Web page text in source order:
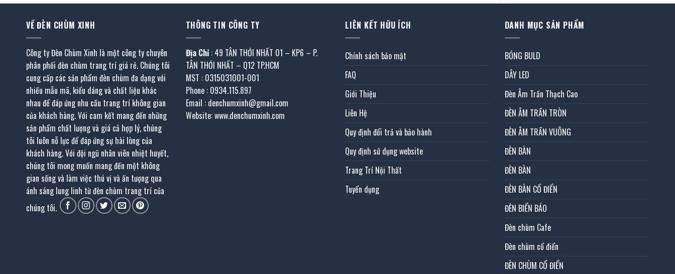
VỀ ĐÈN CHÙM XINH
Công ty Đèn Chùm Xinh là một công ty chuyên
phân phối đèn chùm trang trí giá rẻ. Chúng tôi
cung cấp các sản phẩm đèn chùm đa dạng với
nhiều mẫu mã, kiểu dáng và chất liệu khác
nhau để đáp ứng nhu cầu trang trí không gian
của khách hàng. Với cam kết mang đến những
sản phẩm chất lượng và giá cả hợp lý, chúng
tôi luôn nỗ lực để đáp ứng sự hài lòng của
khách hàng. Với đội ngũ nhân viên nhiệt huyết,
chúng tôi mong muốn mang đến một không
gian sống và làm việc thú vị và ấn tượng qua
ánh sáng lung linh từ đèn chùm trang trí của
chúng tôi.
THÔNG TIN CÔNG TY
Địa Chỉ : 49 TÂN THỚI NHẤT 01 – KP6 – P.
TÂN THỚI NHẤT – Q12 TP.HCM
MST : 0315031001-001
Phone : 0934.115.897
Email : denchumxinh@gmail.com
Website: www.denchumxinh.com
LIÊN KẾT HỮU ÍCH
Chính sách bảo mật
FAQ
Giới Thiệu
Liên Hệ
Quy định đổi trả và bảo hành
Quy định sử dụng website
Trang Trí Nội Thất
Tuyển dụng
DANH MỤC SẢN PHẨM
BÓNG BULD
DÂY LED
Đèn Âm Trần Thạch Cao
ĐÈN ÂM TRẦN TRÒN
ĐÈN ÂM TRẦN VUÔNG
ĐÈN BÀN
ĐÈN BÀN
ĐÈN BÀN CỔ ĐIỂN
ĐÈN BIỂN BÁO
Đèn chùm Cafe
Đèn chùm cổ điển
ĐÈN CHÙM CỔ ĐIỂN